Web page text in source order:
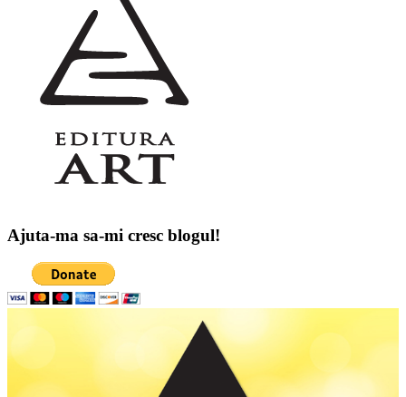
Ajuta-ma sa-mi cresc blogul!